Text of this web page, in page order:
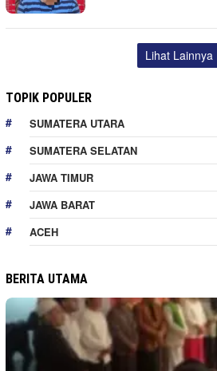
Lihat Lainnya
TOPIK POPULER
SUMATERA UTARA
SUMATERA SELATAN
JAWA TIMUR
JAWA BARAT
ACEH
BERITA UTAMA